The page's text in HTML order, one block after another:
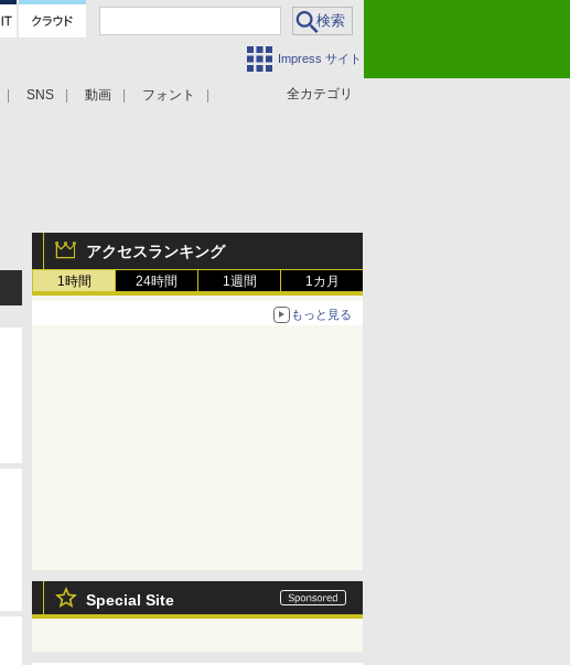
Impress サイト
全カテゴリ
SNS 動画 フォント
アクセスランキング
1時間 24時間 1週間 1カ月
もっと見る
Special Site